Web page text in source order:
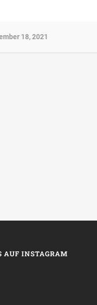
18, 2021
AUF INSTAGRAM